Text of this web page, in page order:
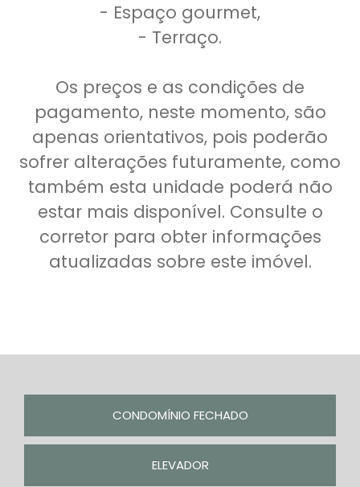
- Espaço gourmet,
- Terraço.
Os preços e as condições de
pagamento, neste momento, são
apenas orientativos, pois poderão
sofrer alterações futuramente, como
também esta unidade poderá não
estar mais disponível. Consulte o
corretor para obter informações
atualizadas sobre este imóvel.
CONDOMÍNIO FECHADO
ELEVADOR